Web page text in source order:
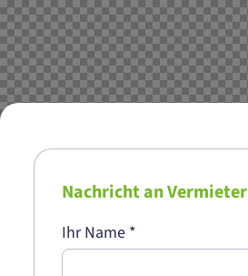
Nachricht an Vermieter
Ihr Name *